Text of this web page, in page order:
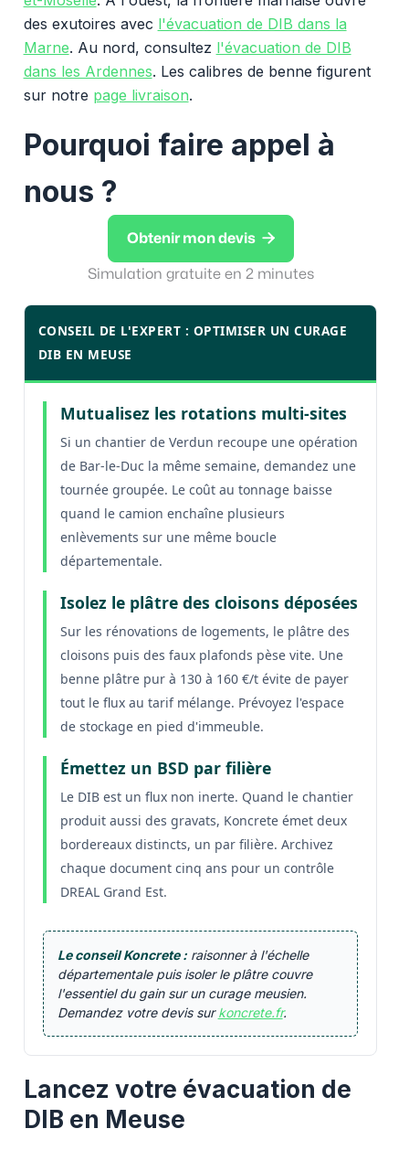
des exutoires avec l'évacuation de DIB dans la
Marne. Au nord, consultez l'évacuation de DIB
dans les Ardennes. Les calibres de benne figurent
sur notre page livraison.
Pourquoi faire appel à
nous ?
Obtenir mon devis 
Simulation gratuite en 2 minutes
CONSEIL DE L'EXPERT : OPTIMISER UN CURAGE
DIB EN MEUSE
Mutualisez les rotations multi-sites
Si un chantier de Verdun recoupe une opération
de Bar-le-Duc la même semaine, demandez une
tournée groupée. Le coût au tonnage baisse
quand le camion enchaîne plusieurs
enlèvements sur une même boucle
départementale.
Isolez le plâtre des cloisons déposées
Sur les rénovations de logements, le plâtre des
cloisons puis des faux plafonds pèse vite. Une
benne plâtre pur à 130 à 160 €/t évite de payer
tout le flux au tarif mélange. Prévoyez l'espace
de stockage en pied d'immeuble.
Émettez un BSD par filière
Le DIB est un flux non inerte. Quand le chantier
produit aussi des gravats, Koncrete émet deux
bordereaux distincts, un par filière. Archivez
chaque document cinq ans pour un contrôle
DREAL Grand Est.
Le conseil Koncrete :raisonner à l'échelle
départementale puis isoler le plâtre couvre
l'essentiel du gain sur un curage meusien.
Demandez votre devis surkoncrete.fr.
Lancez votre évacuation de
DIB en Meuse